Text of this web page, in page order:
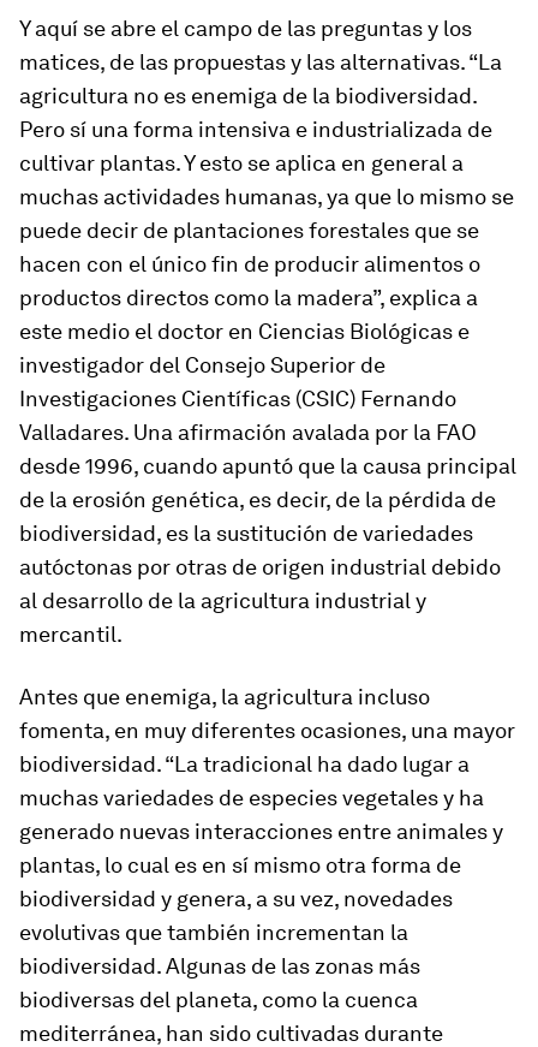
Y aquí se abre el campo de las preguntas y los
matices, de las propuestas y las alternativas. “La
agricultura no es enemiga de la biodiversidad.
Pero sí una forma intensiva e industrializada de
cultivar plantas. Y esto se aplica en general a
muchas actividades humanas, ya que lo mismo se
puede decir de plantaciones forestales que se
hacen con el único fin de producir alimentos o
productos directos como la madera”, explica a
este medio el doctor en Ciencias Biológicas e
investigador del Consejo Superior de
Investigaciones Científicas (CSIC) Fernando
Valladares. Una afirmación avalada por la FAO
desde 1996, cuando apuntó que la causa principal
de la erosión genética, es decir, de la pérdida de
biodiversidad, es la sustitución de variedades
autóctonas por otras de origen industrial debido
al desarrollo de la agricultura industrial y
mercantil.
Antes que enemiga, la agricultura incluso
fomenta, en muy diferentes ocasiones, una mayor
biodiversidad. “La tradicional ha dado lugar a
muchas variedades de especies vegetales y ha
generado nuevas interacciones entre animales y
plantas, lo cual es en sí mismo otra forma de
biodiversidad y genera, a su vez, novedades
evolutivas que también incrementan la
biodiversidad. Algunas de las zonas más
biodiversas del planeta, como la cuenca
mediterránea, han sido cultivadas durante